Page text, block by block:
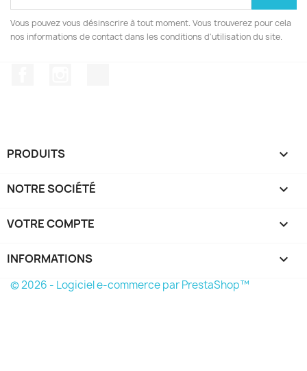
Vous pouvez vous désinscrire à tout moment. Vous trouverez pour cela
nos informations de contact dans les conditions d'utilisation du site.
PRODUITS 
NOTRE SOCIÉTÉ 
VOTRE COMPTE 
INFORMATIONS keyboard_arrow_down
© 2026 - Logiciel e-commerce par PrestaShop™